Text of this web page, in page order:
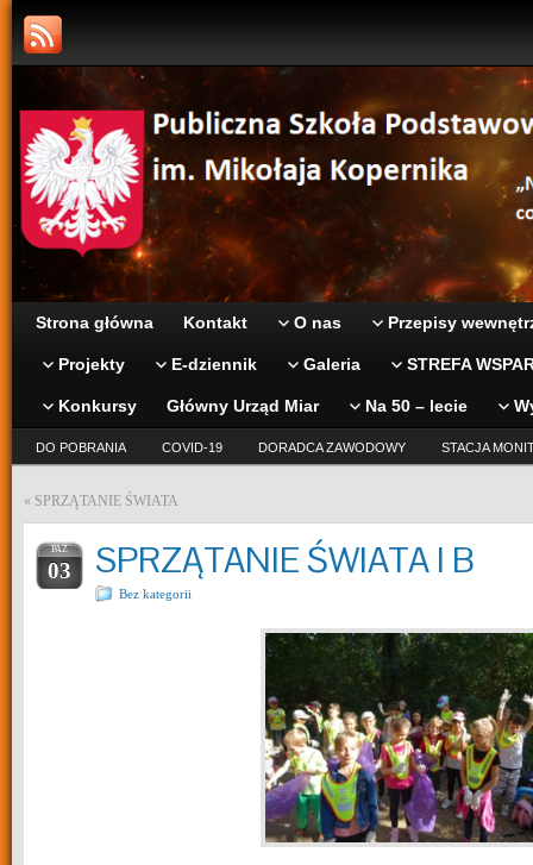
Strona główna Kontakt O nas Przepisy
Projekty E-dziennik Galeria STREFA
Konkursy Główny Urząd Miar Na 50 – lecie
DO POBRANIA COVID-19 DORADCA ZAWODOWY STACJA
« SPRZĄTANIE ŚWIATA
PAŹ
03 SPRZĄTANIE ŚWIATA I B
Bez kategorii